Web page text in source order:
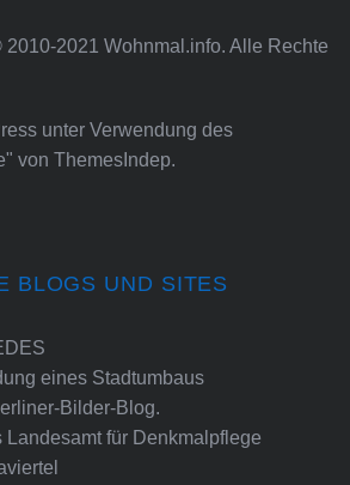
2021 Wohnmal.info. Alle Rechte
unter Verwendung des
von ThemesIndep.
BLOGS UND SITES
eines Stadtumbaus
Bilder-Blog.
Landesamt für Denkmalpflege